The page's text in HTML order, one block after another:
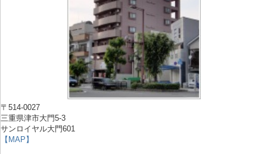
〒514-0027
三重県津市大門5-3
サンロイヤル大門601
【MAP】